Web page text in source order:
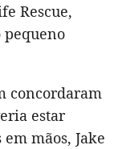
Rescue,
concordaram
estar
mãos, Jake